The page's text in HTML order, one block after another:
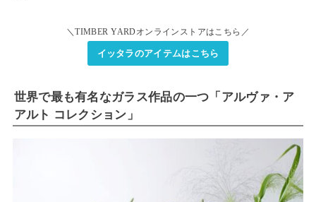
＼TIMBER YARDオンラインストアはこちら／
イッタラのアイテムはこちら
世界で最も有名なガラス作品の一つ「アルヴァ・ア
アルト コレクション」